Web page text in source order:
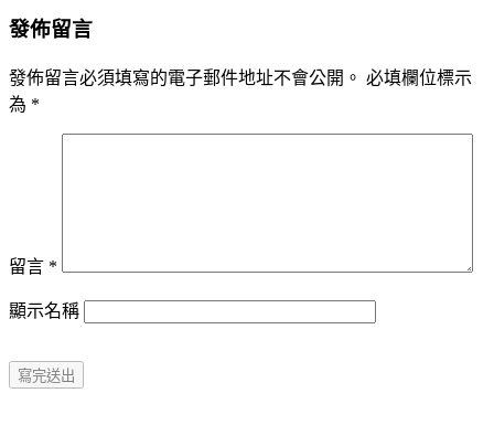
發佈留言
發佈留言必須填寫的電子郵件地址不會公開。 必填欄位標示
為 *
留言 *
顯示名稱